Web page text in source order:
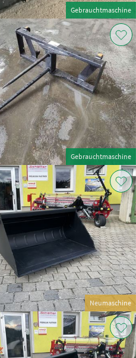
Gebrauchtmaschine
Gebrauchtmaschine
Neumaschine